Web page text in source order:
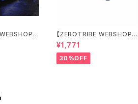
190P10R
ディ 1/10
イトウェイト
【ZEROTRIBE WEBSHOP
限定価格】RCM-X4-CSAR
カーボンリアステアリング
アームセット XRAY X4用
¥1,771
30%OFF